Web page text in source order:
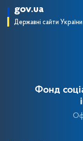
gov.ua
Державні сайти України
Фонд